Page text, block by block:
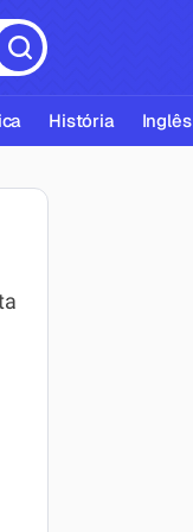
História Inglês